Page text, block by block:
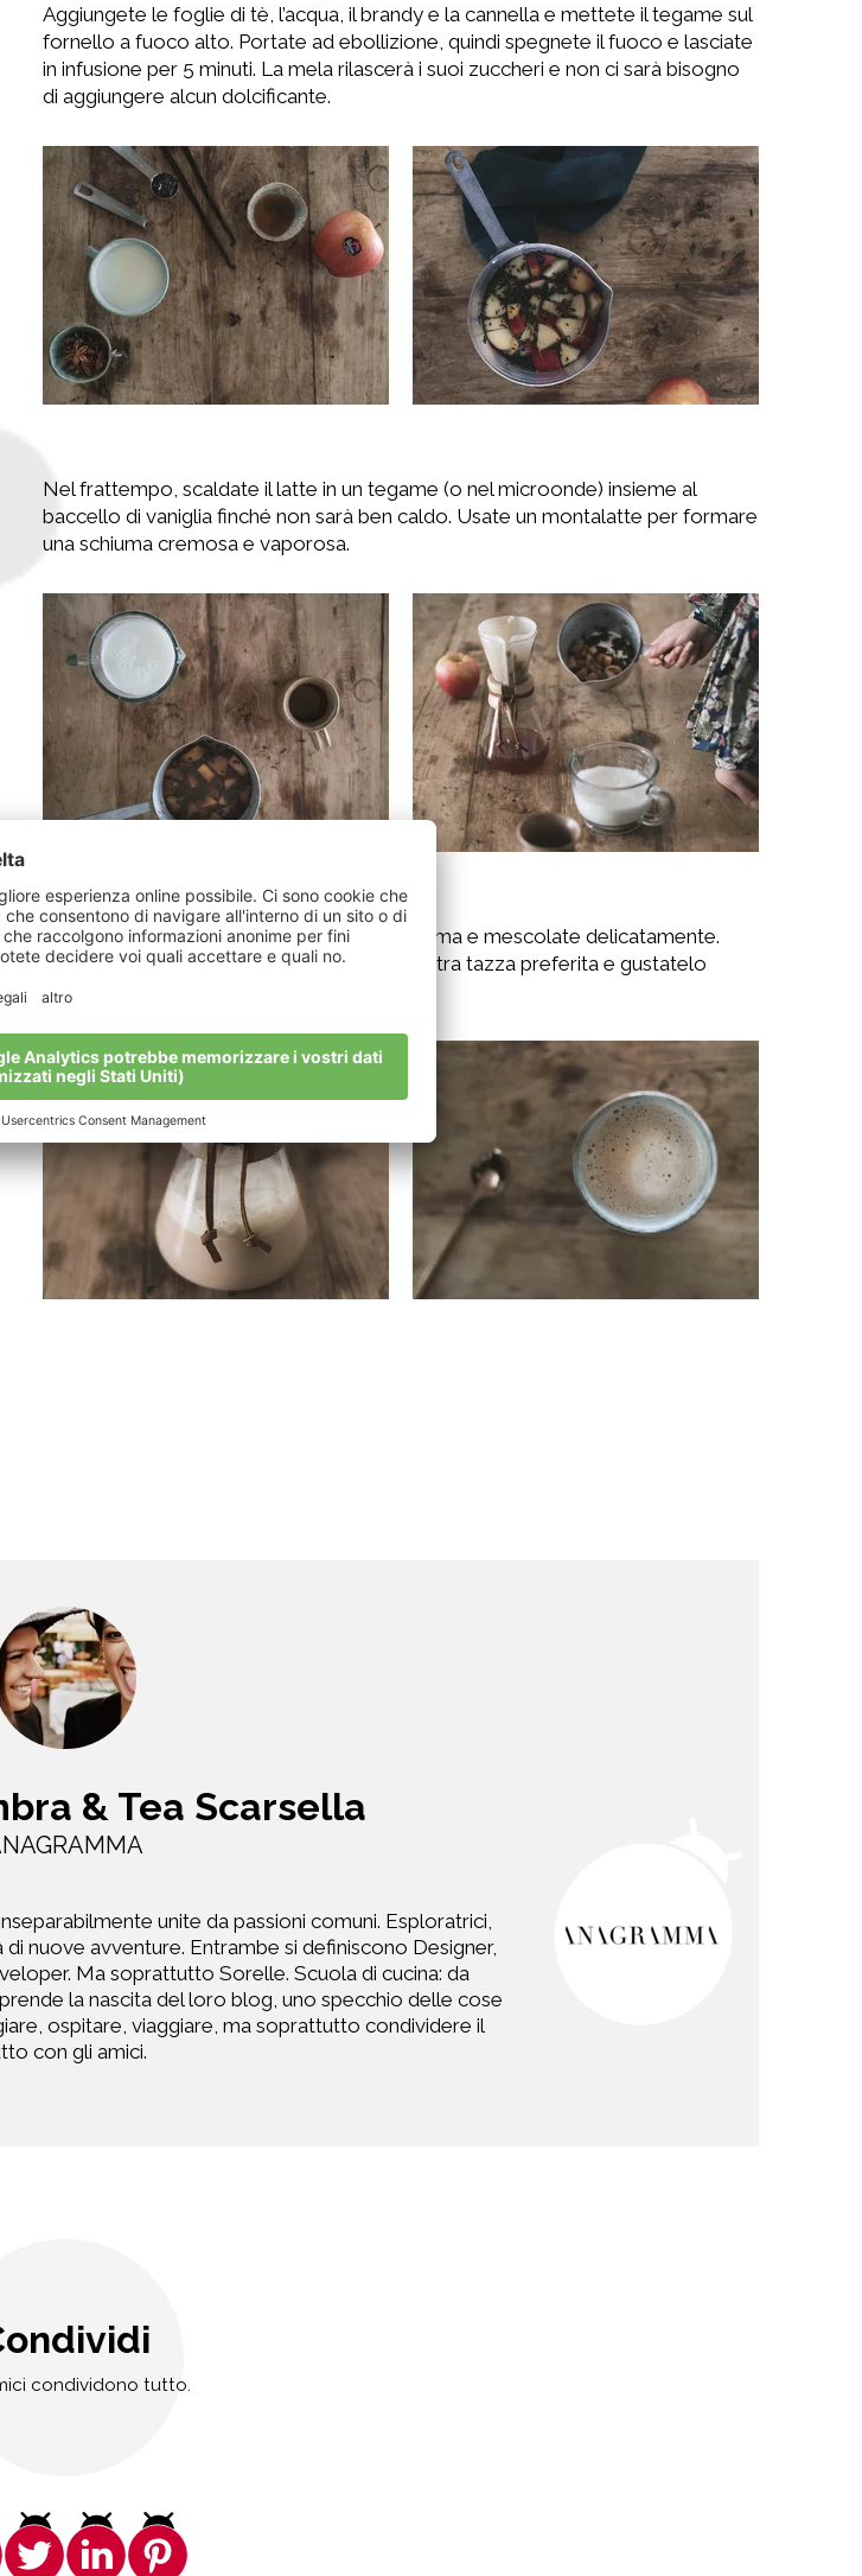
Aggiungete le foglie di tè, l’acqua, il brandy e la cannella e mettete il tegame sul
fornello a fuoco alto. Portate ad ebollizione, quindi spegnete il fuoco e lasciate
in infusione per 5 minuti. La mela rilascerà i suoi zuccheri e non ci sarà bisogno
di aggiungere alcun dolcificante.
Nel frattempo, scaldate il latte in un tegame (o nel microonde) insieme al
baccello di vaniglia finché non sarà ben caldo. Usate un montalatte per formare
una schiuma cremosa e vaporosa.
Filtrate il tè, aggiungete il latte e la sua schiuma e mescolate delicatamente.
Versate quindi l’Apple London Fog nella vostra tazza preferita e gustatelo
caldo.
& Tea Scarsella
unite da passioni comuni. Esploratrici,
nuove avventure. Entrambe si definiscono Designer,
Ma soprattutto Sorelle. Scuola di cucina: da
la nascita del loro blog, uno specchio delle cose
ospitare, viaggiare, ma soprattutto condividere il
con gli amici.
condividono tutto.